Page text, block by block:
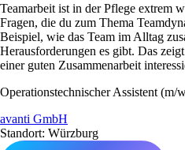
Teamarbeit ist in der Pflege extrem
Fragen, die du zum Thema
Beispiel, wie das Team im Alltag
Herausforderungen es gibt. Das
einer guten Zusammenarbeit
Operationstechnischer Assistent
avanti GmbH
Standort: Würzburg